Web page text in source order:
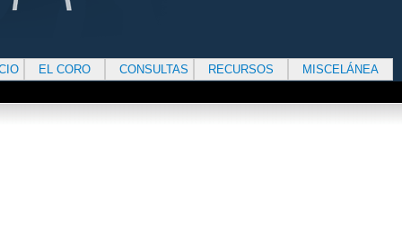
EL CORO CONSULTAS RECURSOS MISCELÁNEA